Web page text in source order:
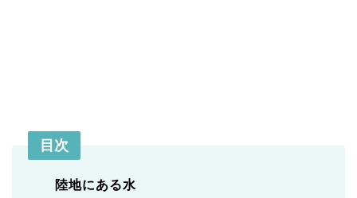
目次
陸地にある水